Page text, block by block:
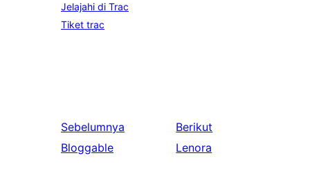
Jelajahi di Trac
Tiket trac
Sebelumnya
Bloggable
Berikut
Lenora